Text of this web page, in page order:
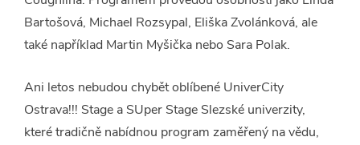
Bartošová, Michael Rozsypal, Eliška Zvolánková, ale
také například Martin Myšička nebo Sara Polak.
Ani letos nebudou chybět oblíbené UniverCity
Ostrava!!! Stage a SUper Stage Slezské univerzity,
které tradičně nabídnou program zaměřený na vědu,